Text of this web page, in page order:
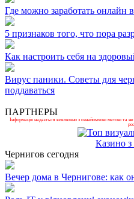
Где можно заработать онлайн
5 признаков того, что пора
Как настроить себя на
Вирус паники. Советы для
поддаваться
ПАРТНЕРЫ
Інформація надається виключно з ознайомчою метою та
Казино
Чернигов сегодня
Вечер дома в Чернигове: как